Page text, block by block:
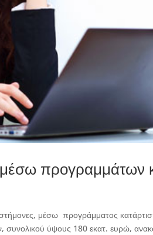
προγραμμάτων
μέσω προγράμματος
συνολικού ύψους 180 εκατ. ευρώ,